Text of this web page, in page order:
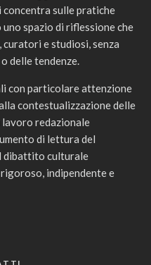
sulle pratiche
spazio di riflessione che
e studiosi, senza
delle tendenze.
con particolare attenzione
contestualizzazione delle
lavoro redazionale
di lettura del
dibattito culturale
indipendente e